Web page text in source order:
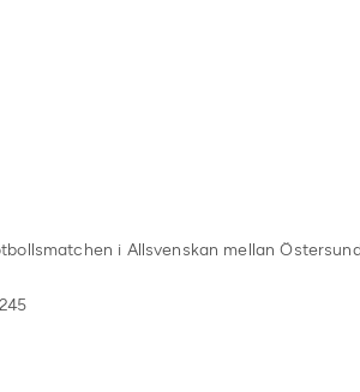
i Allsvenskan mellan